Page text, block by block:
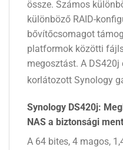
össze. Számos
különböző RAID-
bővítőcsomagot
platformok közötti
megosztást. A DS420j
korlátozott Synology
Synology DS420j:
NAS a biztonsági
A 64 bites, 4 magos,